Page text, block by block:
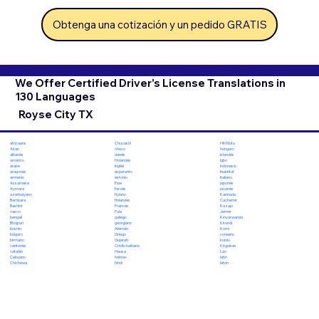
Obtenga una cotización y un pedido GRATIS
We Offer Certified Driver's License Translations in
130 Languages
Royse City TX
africaans
Akan
albanés
amárico
árabe
aragonés
armenio
Assamese
Aymara
azerbaiyano
Bambara
Bashkir
vasco
bengalí
Bhojpuri
bosnio
búlgaro
birmano
cantonés
catalán
Cebuano
Chichewa
Chuvashi
checo
danés
Holandés
Inglés
esperanto
estonio
Ewe
feroés
fiyiano
finlandés
Francés
Fula
gallego
georgiano
Alemán
Griego
Gujarati
Criollo haitiano
Hausa
hebreo
hindi
Hiri Motu
húngaro
islandés
Igbo
indonesio
Inuktitut
italiano
japonés
javanés
Kannada
Cachemir
Kazajo
Jemer
Kinyarwanda
Kirundi
Komi
coreano
kurdo
Kirguises
Lao
latín
letón